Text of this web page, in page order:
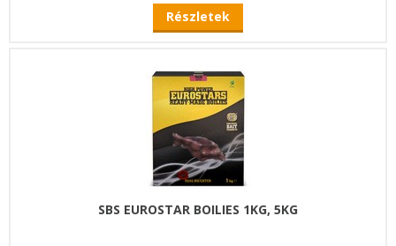
Részletek
SBS EUROSTAR BOILIES 1KG, 5KG